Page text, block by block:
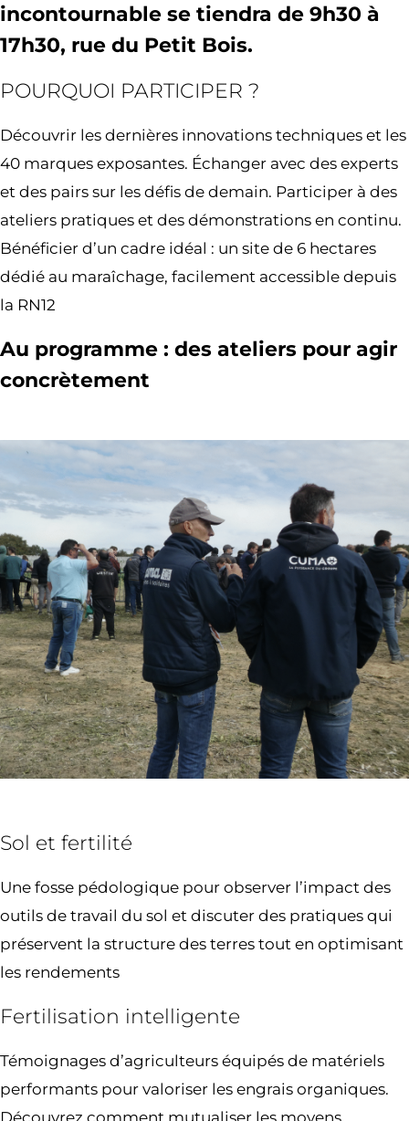
incontournable se tiendra de 9h30 à
17h30, rue du Petit Bois.
POURQUOI PARTICIPER ?
Découvrir les dernières innovations techniques et les
40 marques exposantes. Échanger avec des experts
et des pairs sur les défis de demain. Participer à des
ateliers pratiques et des démonstrations en continu.
Bénéficier d’un cadre idéal : un site de 6 hectares
dédié au maraîchage, facilement accessible depuis
la RN12
Au programme : des ateliers pour agir
concrètement
Sol et fertilité
Une fosse pédologique pour observer l’impact des
outils de travail du sol et discuter des pratiques qui
préservent la structure des terres tout en optimisant
les rendements
Fertilisation intelligente
Témoignages d’agriculteurs équipés de matériels
performants pour valoriser les engrais organiques.
Découvrez comment mutualiser les moyens